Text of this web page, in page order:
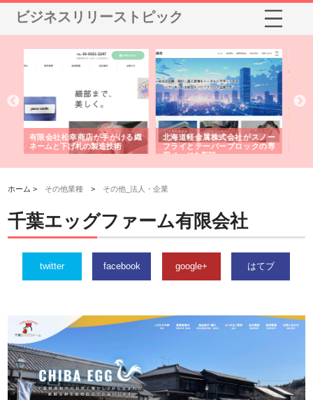
ビジネスリリーストピック
社がスノー
ロックの専
株式会社耕文社が品川で実現す
る販促物製作から配送までワン
ストップ対応
株式会社ナカモトがホテルや店
舗の内装改修で選ばれ続ける理
由
ホーム > その他業種 > その他_法人・企業
千葉エッグファーム有限会社
twitter facebook google+ はてブ